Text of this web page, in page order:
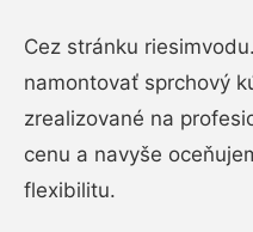
Cez stránku
namontovať sprchový
zrealizované na
cenu a navyše
flexibilitu.